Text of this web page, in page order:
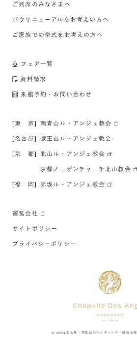
ご列席のみなさまへ
バウリニューアルをお考えの方へ
ご家族での挙式をお考えの方へ
フェア一覧
資料請求
来館予約・お問い合わせ
[東 京] 南青山ル・アンジェ教会
[名古屋] 覚王山ル・アンジェ教会
[京 都] 北山ル・アンジェ教会
京都ノーザンチャーチ北山教会
[福 岡] 赤坂ル・アンジェ教会
運営会社
サイトポリシー
プライバシーポリシー
© 2024 名古屋・覚王山のウエディング・結婚式場